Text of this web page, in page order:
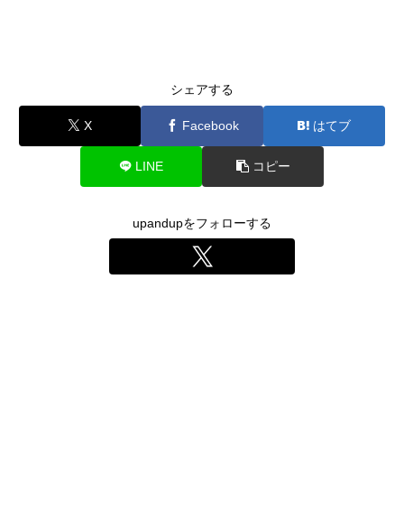
シェアする
X Facebook はてブ
LINE コピー
upandupをフォローする